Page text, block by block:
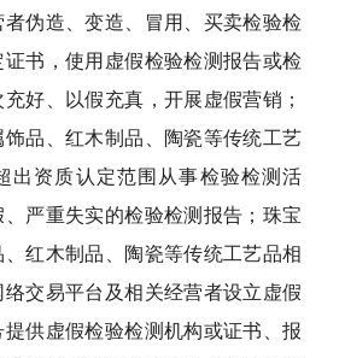
伪造、变造、冒用、买卖检验检
书，使用虚假检验检测报告或检
好、以假充真，开展虚假营销；
品、红木制品、陶瓷等传统工艺
出资质认定范围从事检验检测活
严重失实的检验检测报告；珠宝
红木制品、陶瓷等传统工艺品相
交易平台及相关经营者设立虚假
提供虚假检验检测机构或证书、报